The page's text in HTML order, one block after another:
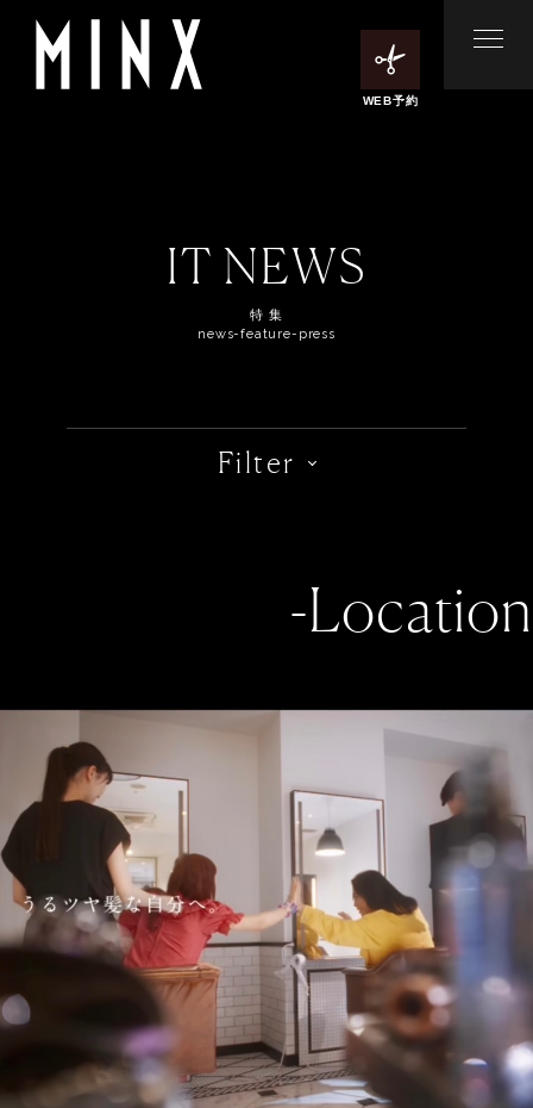
WEB予約
IT NEWS
特 集
news-feature-press
Filter
-Location